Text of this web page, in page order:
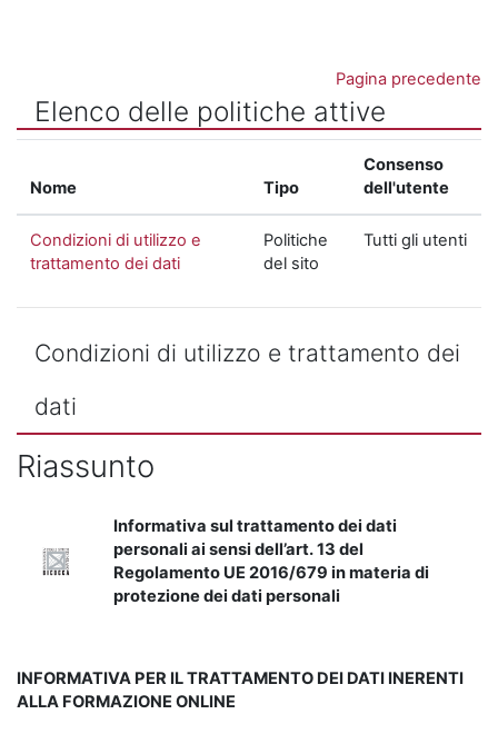
Pagina precedente
Elenco delle politiche attive
Nome Tipo
Consenso
dell'utente
Condizioni di utilizzo e
trattamento dei dati
Politiche
del sito
Tutti gli utenti
Condizioni di utilizzo e trattamento dei
dati
Riassunto
Informativa sul trattamento dei dati
personali ai sensi dell’art. 13 del
Regolamento UE 2016/679 in materia di
protezione dei dati personali
INFORMATIVA PER IL TRATTAMENTO DEI DATI INERENTI
ALLA FORMAZIONE ONLINE